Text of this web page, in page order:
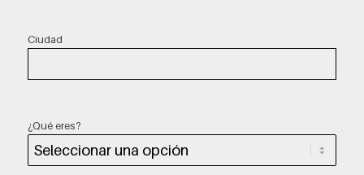
Ciudad
¿Qué eres?